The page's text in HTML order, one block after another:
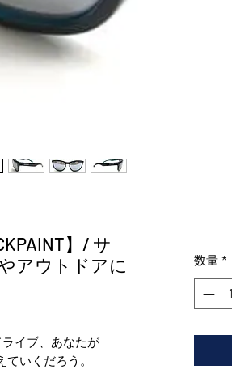
】/ サ
ウトドアに
イブ、あなたが
いくだろう。
数量 *